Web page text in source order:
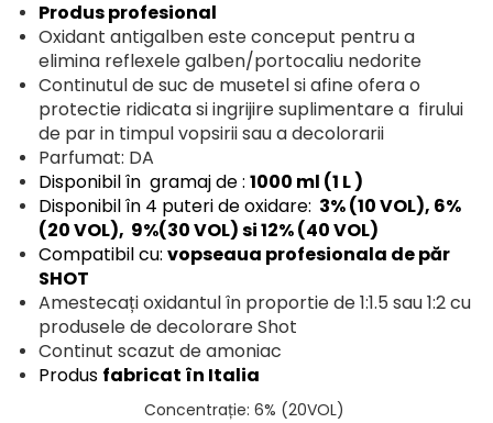
Produs profesional
Oxidant antigalben este conceput pentru a
elimina reflexele galben/portocaliu nedorite
Continutul de suc de musetel si afine ofera o
protectie ridicata si ingrijire suplimentare a firului
de par in timpul vopsirii sau a decolorarii
Parfumat: DA
Disponibil în gramaj de : 1000 ml (1 L )
Disponibil în 4 puteri de oxidare: 3% (10 VOL), 6%
(20 VOL), 9%(30 VOL) si 12% (40 VOL)
Compatibil cu: vopseaua profesionala de păr
SHOT
Amestecați oxidantul în proportie de 1:1.5 sau 1:2 cu
produsele de decolorare Shot
Continut scazut de amoniac
Produs fabricat în Italia
Concentrație: 6% (20VOL)